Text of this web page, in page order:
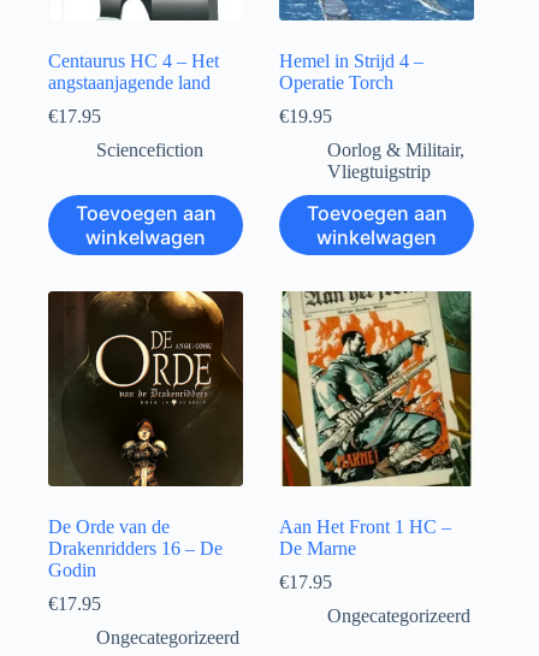
Centaurus HC 4 – Het
angstaanjagende land
€17.95
Sciencefiction
Toevoegen aan
winkelwagen
Hemel in Strijd 4 –
Operatie Torch
€19.95
Oorlog & Militair,
Vliegtuigstrip
Toevoegen aan
winkelwagen
De Orde van de
Drakenridders 16 – De
Godin
€17.95
Ongecategorizeerd
Aan Het Front 1 HC –
De Marne
€17.95
Ongecategorizeerd